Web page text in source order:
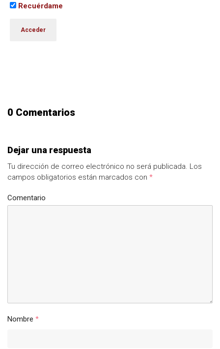
Recuérdame
0 Comentarios
Dejar una respuesta
Tu dirección de correo electrónico no será publicada. Los
campos obligatorios están marcados con *
Comentario
Nombre *